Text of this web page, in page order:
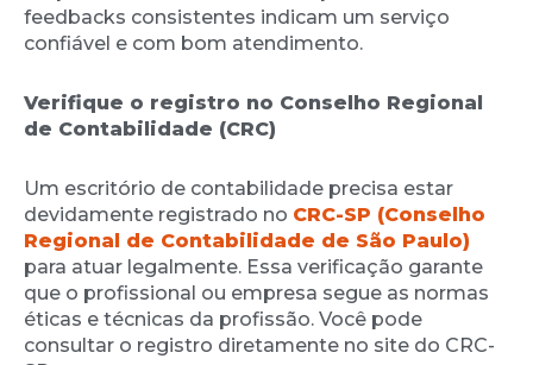
feedbacks consistentes indicam um serviço
confiável e com bom atendimento.
Verifique o registro no Conselho Regional
de Contabilidade (CRC)
Um escritório de contabilidade precisa estar
devidamente registrado no CRC-SP (Conselho
Regional de Contabilidade de São Paulo)
para atuar legalmente. Essa verificação garante
que o profissional ou empresa segue as normas
éticas e técnicas da profissão. Você pode
consultar o registro diretamente no site do CRC-